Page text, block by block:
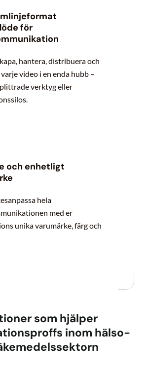
för
hantera, distribuera och
video i en enda hubb –
verktyg eller
och enhetligt
hela
med er
unika varumärke, färg och
som hjälper
inom hälso-